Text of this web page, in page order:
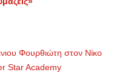
Φουρθιώτη στον Νίκο
Star Academy